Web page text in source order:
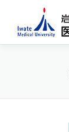
ン